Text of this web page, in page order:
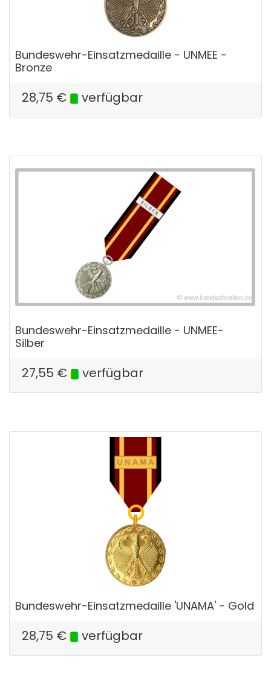
Bundeswehr-Einsatzmedaille - UNMEE -
Bronze
28,75 € verfügbar
Bundeswehr-Einsatzmedaille - UNMEE-
Silber
27,55 € verfügbar
Bundeswehr-Einsatzmedaille 'UNAMA' - Gold
28,75 € verfügbar